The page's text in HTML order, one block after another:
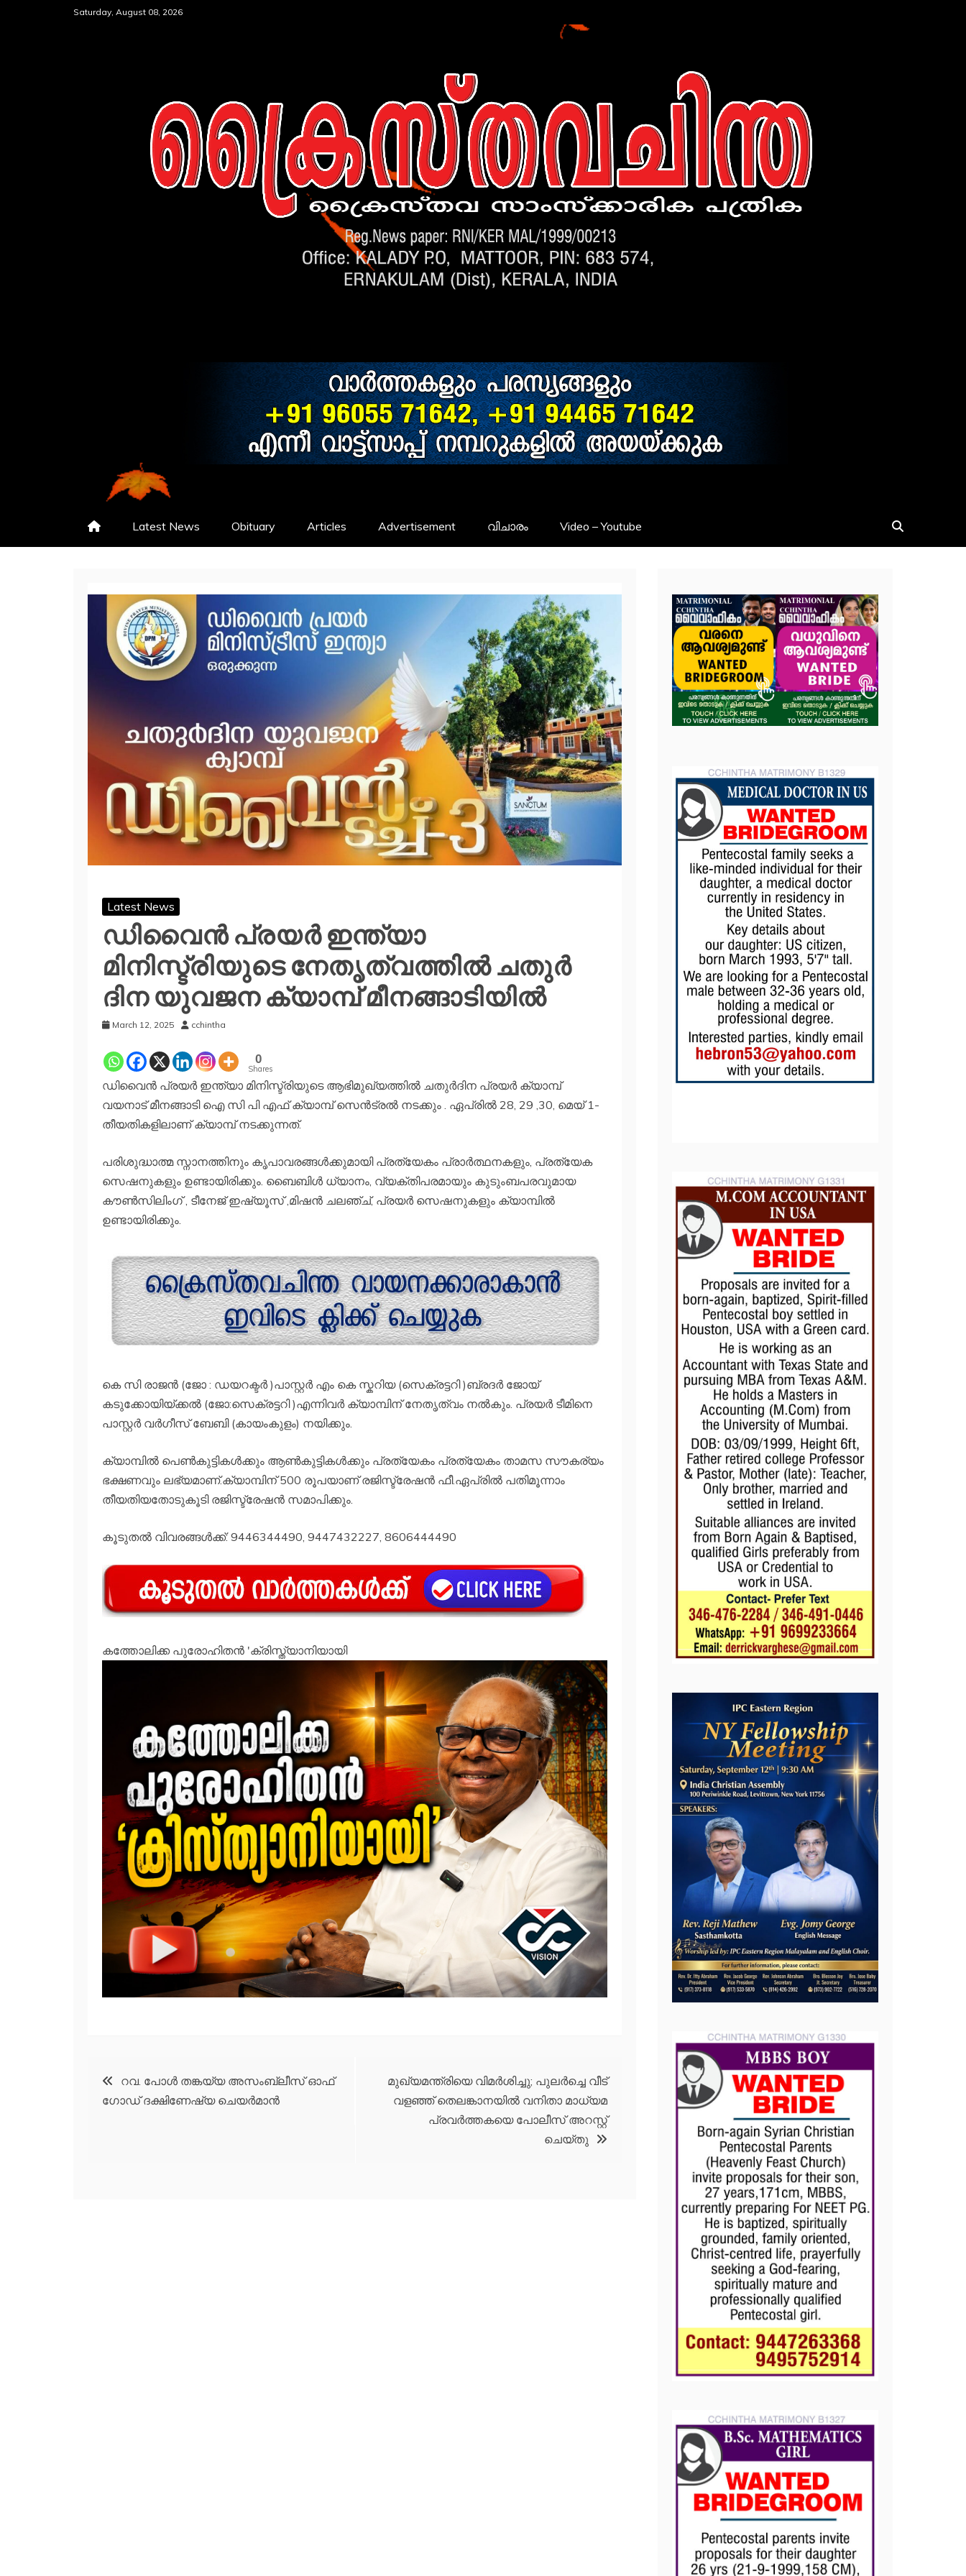
Saturday, August 08, 2026
Latest News Obituary Articles Advertisement വിചാരം Video – Youtube
Latest News
ഡിവൈൻ പ്രയർ ഇന്ത്യാ
മിനിസ്ട്രിയുടെ നേതൃത്വത്തിൽ ചതുർ
ദിന യുവജന ക്യാമ്പ് മീനങ്ങാടിയിൽ
March 12, 2025 cchintha
0
Shares
ഡിവൈൻ പ്രയർ ഇന്ത്യാ മിനിസ്ട്രിയുടെ ആഭിമുഖ്യത്തിൽ ചതുർദിന പ്രയർ ക്യാമ്പ്
വയനാട് മീനങ്ങാടി ഐ സി പി എഫ് ക്യാമ്പ് സെൻട്രൽ നടക്കും . ഏപ്രിൽ 28, 29 ,30, മെയ് 1-
തീയതികളിലാണ് ക്യാമ്പ് നടക്കുന്നത്.
പരിശുദ്ധാത്മ സ്നാനത്തിനും കൃപാവരങ്ങൾക്കുമായി പ്രത്യേകം പ്രാർത്ഥനകളും, പ്രത്യേക
സെഷനുകളും ഉണ്ടായിരിക്കും. ബൈബിൾ ധ്യാനം, വ്യക്തിപരമായും കുടുംബപരവുമായ
കൗൺസിലിംഗ് , ടീനേജ് ഇഷ്യൂസ് ,മിഷൻ ചലഞ്ച്, പ്രയർ സെഷനുകളും ക്യാമ്പിൽ
ഉണ്ടായിരിക്കും.
കെ സി രാജൻ (ജോ : ഡയറക്ടർ )പാസ്റ്റർ എം കെ സ്കറിയ (സെക്രട്ടറി )ബ്രദർ ജോയ്
കടുക്കോയിയ്ക്കൽ (ജോ:സെക്രട്ടറി )എന്നിവർ ക്യാമ്പിന് നേതൃത്വം നൽകും. പ്രയർ ടീമിനെ
പാസ്റ്റർ വർഗീസ് ബേബി (കായംകുളം) നയിക്കും.
ക്യാമ്പിൽ പെൺകുട്ടികൾക്കും ആൺകുട്ടികൾക്കും പ്രത്യേകം പ്രത്യേകം താമസ സൗകര്യം
ഭക്ഷണവും ലഭ്യമാണ്.ക്യാമ്പിന് 500 രൂപയാണ് രജിസ്ട്രേഷൻ ഫീ.ഏപ്രിൽ പതിമൂന്നാം
തീയതിയതോടുകൂടി രജിസ്ട്രേഷൻ സമാപിക്കും.
കൂടുതൽ വിവരങ്ങൾക്ക്: 9446344490, 9447432227, 8606444490
കത്തോലിക്ക പുരോഹിതന്‍ 'ക്രിസ്ത്യാനിയായി
Post
navigation
റവ. പോൾ തങ്കയ്യ അസംബ്ലീസ് ഓഫ്
ഗോഡ് ദക്ഷിണേഷ്യ ചെയർമാൻ
മുഖ്യമന്ത്രിയെ വിമര്‍ശിച്ചു; പുലർച്ചെ വീട്
വളഞ്ഞ് തെലങ്കാനയില്‍ വനിതാ മാധ്യമ
പ്രവര്‍ത്തകയെ പോലീസ് അറസ്റ്റ്
ചെയ്തു